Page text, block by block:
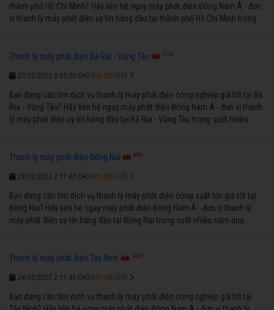
thành phố Hồ Chí Minh? Hãy liên hệ ngay máy phát điện Đông Nam Á - đơn
vị thanh lý máy phát điện uy tín hàng đầu tại thành phố Hồ Chí Minh trong
Thanh lý máy phát điện Bà Rịa - Vũng Tàu 1133
27/12/2021 3:03:30 CH
Bạn đang cần tìm dịch vụ thanh lý máy phát điện công nghiệp giá tốt tại Bà
Rịa - Vũng Tàu? Hãy liên hệ ngay máy phát điện Đông Nam Á - đơn vị thanh
lý máy phát điện uy tín hàng đầu tại Bà Rịa - Vũng Tàu trong suốt nhiều
Xem chi tiết
Thanh lý máy phát điện Đồng Nai 990
24/12/2021 2:11:47 CH
Bạn đang cần tìm dịch vụ thanh lý máy phát điện công suất lớn giá tốt tại
Đồng Nai? Hãy liên hệ ngay máy phát điện Đông Nam Á - đơn vị thanh lý
máy phát điện uy tín hàng đầu tại Đồng Nai trong suốt nhiều năm qua.
Xem chi tiết
Thanh lý máy phát điện Tây Ninh 1007
24/12/2021 2:11:45 CH
Bạn đang cần tìm dịch vụ thanh lý máy phát điện công nghiệp giá tốt tại
Xem chi tiết